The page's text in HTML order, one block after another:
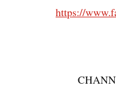
https://